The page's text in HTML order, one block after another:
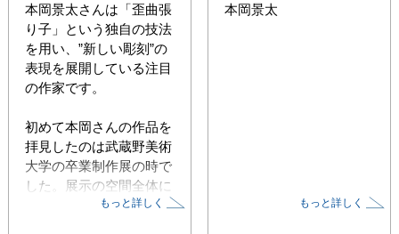
本岡景太さんは「歪曲張
り子」という独自の技法
を用い、”新しい彫刻”の
表現を展開している注目
の作家です。
初めて本岡さんの作品を
拝見したのは武蔵野美術
大学の卒業制作展の時で
した。展示の空間全体に
立体作品がいくつか配置
もっと詳しく
本岡景太
もっと詳しく